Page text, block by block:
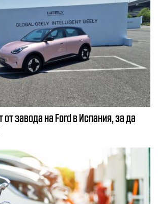
от завода на Ford в Испания, за да